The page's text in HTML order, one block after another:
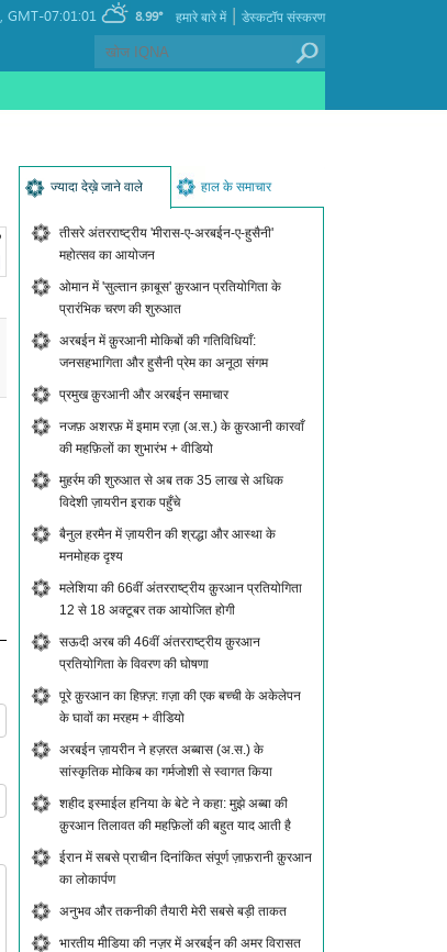
GMT-07:01:01 8.99° डेस्कटॉप संस्करण
|
हमारे बारे में
ज्यादा देख़े जाने वाले हाल के समाचार
तीसरे अंतरराष्ट्रीय 'मीरास-ए-अरबईन-ए-हुसैनी'
महोत्सव का आयोजन
ओमान में 'सुल्तान क़ाबूस' क़ुरआन प्रतियोगिता के
प्रारंभिक चरण की शुरुआत
अरबईन में क़ुरआनी मोकिबों की गतिविधियाँ:
जनसहभागिता और हुसैनी प्रेम का अनूठा संगम
प्रमुख क़ुरआनी और अरबईन समाचार
नजफ़ अशरफ़ में इमाम रज़ा (अ.स.) के क़ुरआनी कारवाँ
की महफ़िलों का शुभारंभ + वीडियो
मुहर्रम की शुरुआत से अब तक 35 लाख से अधिक
विदेशी ज़ायरीन इराक पहुँचे
बैनुल हरमैन में ज़ायरीन की श्रद्धा और आस्था के
मनमोहक दृश्य
मलेशिया की 66वीं अंतरराष्ट्रीय क़ुरआन प्रतियोगिता
12 से 18 अक्टूबर तक आयोजित होगी
सऊदी अरब की 46वीं अंतरराष्ट्रीय क़ुरआन
प्रतियोगिता के विवरण की घोषणा
पूरे क़ुरआन का हिफ़्ज़: ग़ज़ा की एक बच्ची के अकेलेपन
के घावों का मरहम + वीडियो
अरबईन ज़ायरीन ने हज़रत अब्बास (अ.स.) के
सांस्कृतिक मोकिब का गर्मजोशी से स्वागत किया
शहीद इस्माईल हनिया के बेटे ने कहा: मुझे अब्बा की
क़ुरआन तिलावत की महफ़िलों की बहुत याद आती है
ईरान में सबसे प्राचीन दिनांकित संपूर्ण ज़ाफ़रानी क़ुरआन
का लोकार्पण
अनुभव और तकनीकी तैयारी मेरी सबसे बड़ी ताकत
भारतीय मीडिया की नज़र में अरबईन की अमर विरासत